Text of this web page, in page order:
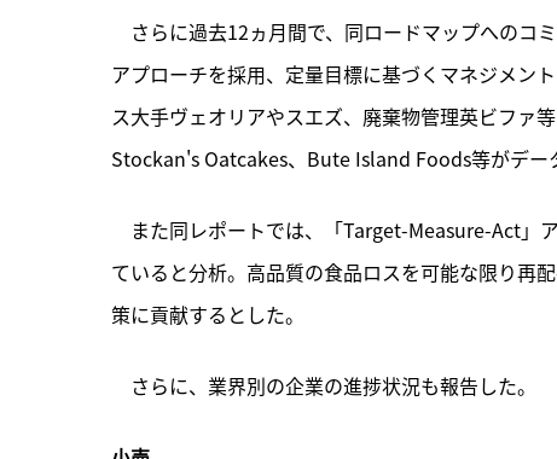
さらに過去12ヵ月間で、同ロードマップへのコ
アプローチを採用、定量目標に基づくマネジメン
ス大手ヴェオリアやスエズ、廃棄物管理英ビファ
Stockan's Oatcakes、Bute Island Foods等がデー
また同レポートでは、「Target-Measure-Act」
ていると分析。高品質の食品ロスを可能な限り再
策に貢献するとした。
さらに、業界別の企業の進捗状況も報告した。